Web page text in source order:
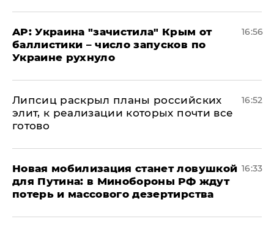
AP: Украина "зачистила" Крым от
баллистики – число запусков по
Украине рухнуло
16:56
Липсиц раскрыл планы российских
элит, к реализации которых почти все
готово
16:52
​Новая мобилизация станет ловушкой
для Путина: в Минобороны РФ ждут
потерь и массового дезертирства
16:33